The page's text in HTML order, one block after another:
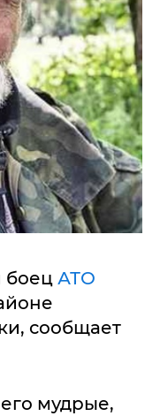
боец АТО
сообщает
его мудрые,